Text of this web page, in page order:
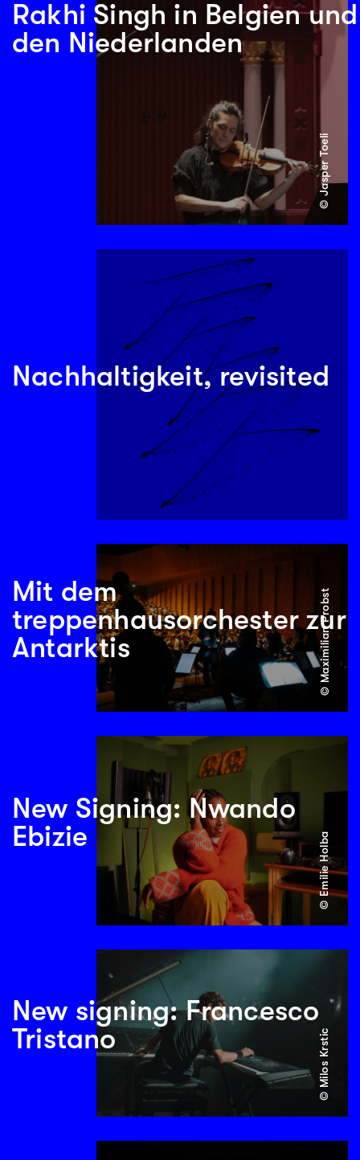
Rakhi Singh in Belgien und
den Niederlanden
© Jasper Toeli
Nachhaltigkeit, revisited
Mit dem
treppenhausorchester zur
Antarktis
© Maximilian Probst
New Signing: Nwando
Ebizie
© Emilie Holba
New signing: Francesco
Tristano
© Milos Krstic